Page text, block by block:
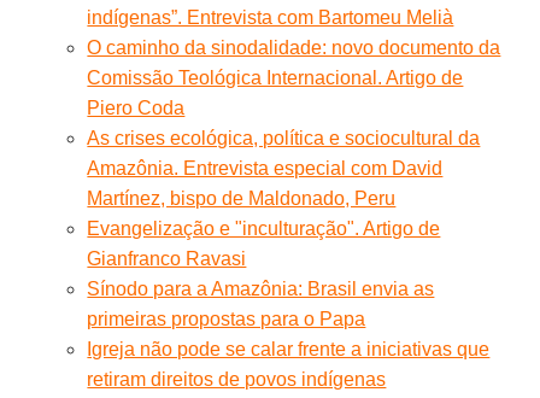
indígenas”. Entrevista com Bartomeu Melià
O caminho da sinodalidade: novo documento da
Comissão Teológica Internacional. Artigo de
Piero Coda
As crises ecológica, política e sociocultural da
Amazônia. Entrevista especial com David
Martínez, bispo de Maldonado, Peru
Evangelização e "inculturação". Artigo de
Gianfranco Ravasi
Sínodo para a Amazônia: Brasil envia as
primeiras propostas para o Papa
Igreja não pode se calar frente a iniciativas que
retiram direitos de povos indígenas